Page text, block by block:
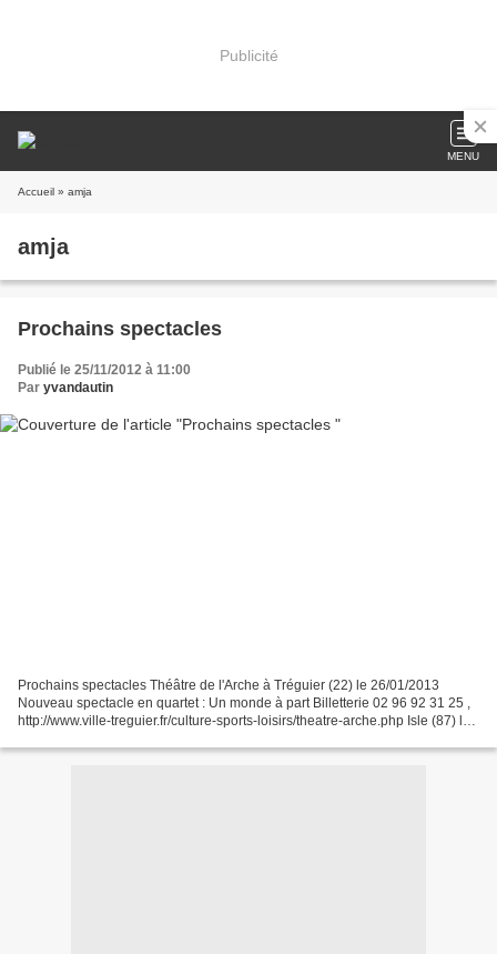
Publicité
MENU
Accueil » amja
amja
Prochains spectacles
Publié le 25/11/2012 à 11:00
Par yvandautin
Prochains spectacles Théâtre de l'Arche à Tréguier (22) le 26/01/2013
Nouveau spectacle en quartet : Un monde à part Billetterie 02 96 92 31 25 ,
http://www.ville-treguier.fr/culture-sports-loisirs/theatre-arche.php Isle (87) le